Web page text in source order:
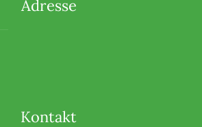
Adresse
Kontakt